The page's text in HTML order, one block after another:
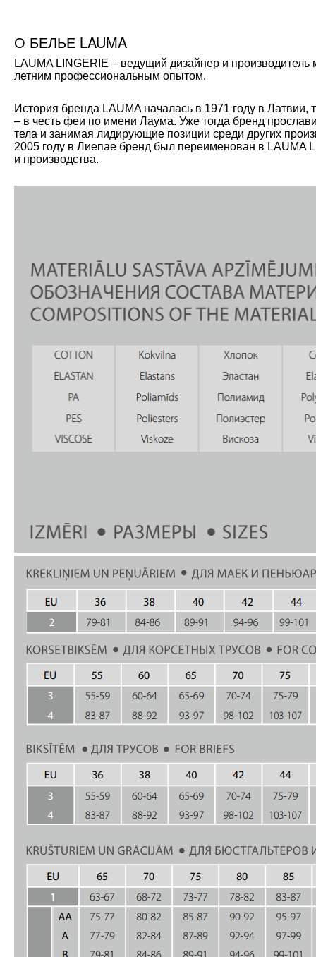
О БЕЛЬЕ LAUMA
LAUMA LINGERIE – ведущий дизайнер и
летним профессиональным опытом.
История бренда LAUMA началась в 1971 году в
– в честь феи по имени Лаума. Уже тогда бренд
тела и занимая лидирующие позиции среди других
2005 году в Лиепае бренд был переименован в LAUMA
и производства.